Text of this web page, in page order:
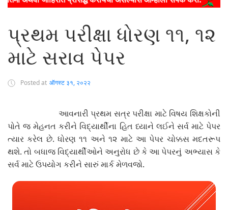
પ્રથમ પરીક્ષા ધોરણ ૧૧, ૧૨
માટે સરાવ પેપર
Posted at ऑगस्ट ३१, २०२२
આવનારી પ્રથમ સત્ર પરીક્ષા માટે વિષય શિક્ષકોની
પોતે જ મેહનત કરીને વિદ્યાર્થીના હિત ધ્યાને લઈને સર્વ માટે પેપર
ત્યાર કરેલ છે. ધોરણ ૧૧ અને ૧૨ માટે આ પેપર ચોક્કસ મદતરૂપ
થશે. તો બધાજ વિદ્યાર્થીઓને અનુરોધ છે કે આ પેપરનું અભ્યાસ કે
સર્વ માટે ઉપયોગ કરીને સારું માર્ક મેળવજો.